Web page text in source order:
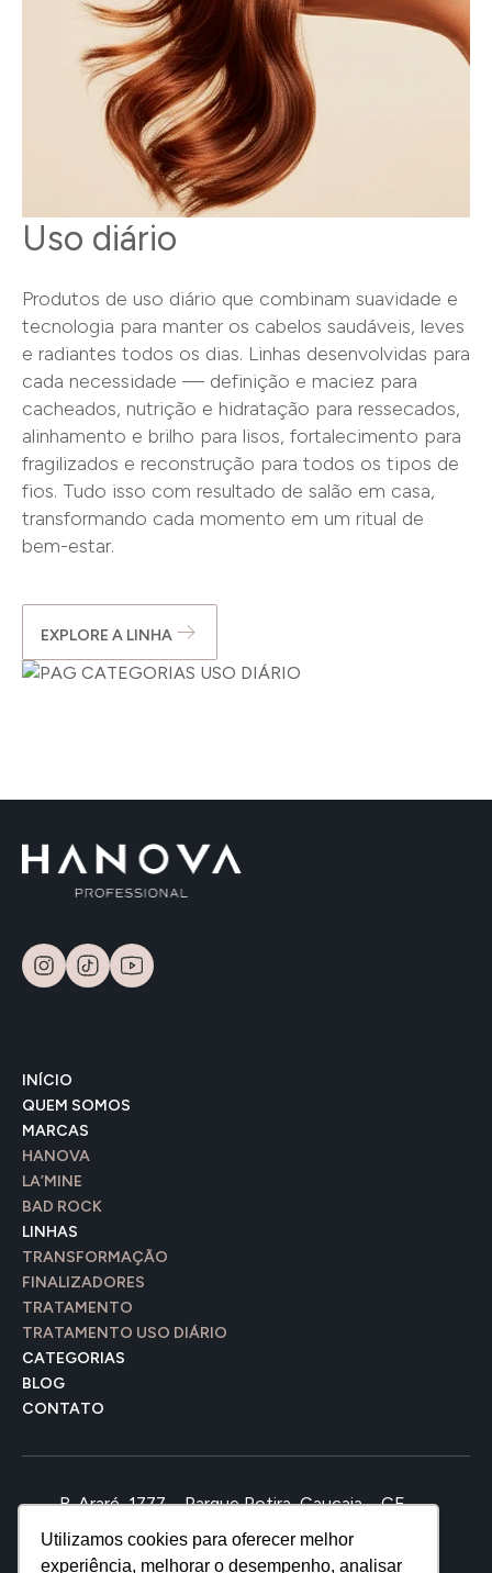
Utilizamos cookies para oferecer melhor
experiência, melhorar o desempenho, analisar
Uso diário
Produtos de uso diário que combinam suavidade e
tecnologia para manter os cabelos saudáveis, leves
e radiantes todos os dias. Linhas desenvolvidas para
cada necessidade — definição e maciez para
cacheados, nutrição e hidratação para ressecados,
alinhamento e brilho para lisos, fortalecimento para
fragilizados e reconstrução para todos os tipos de
fios. Tudo isso com resultado de salão em casa,
transformando cada momento em um ritual de
bem-estar.
EXPLORE A LINHA
INÍCIO
QUEM SOMOS
MARCAS
HANOVA
LA’MINE
BAD ROCK
LINHAS
TRANSFORMAÇÃO
FINALIZADORES
TRATAMENTO
TRATAMENTO USO DIÁRIO
CATEGORIAS
BLOG
CONTATO
R. Araré, 1777 – Parque Potira, Caucaia – CE,
(85) 3521-8888